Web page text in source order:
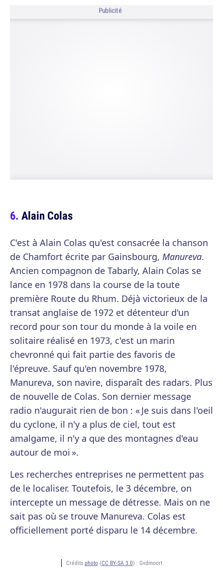
Publicité
Alain Colas
C'est à Alain Colas qu'est consacrée la chanson
de Chamfort écrite par Gainsbourg, Manureva.
Ancien compagnon de Tabarly, Alain Colas se
lance en 1978 dans la course de la toute
première Route du Rhum. Déjà victorieux de la
transat anglaise de 1972 et détenteur d'un
record pour son tour du monde à la voile en
solitaire réalisé en 1973, c'est un marin
chevronné qui fait partie des favoris de
l'épreuve. Sauf qu'en novembre 1978,
Manureva, son navire, disparaît des radars. Plus
de nouvelle de Colas. Son dernier message
radio n'augurait rien de bon : « Je suis dans l'oeil
du cyclone, il n'y a plus de ciel, tout est
amalgame, il n'y a que des montagnes d'eau
autour de moi ».
Les recherches entreprises ne permettent pas
de le localiser. Toutefois, le 3 décembre, on
intercepte un message de détresse. Mais on ne
sait pas où se trouve Manureva. Colas est
officiellement porté disparu le 14 décembre.
Crédits photo(CC BY-SA 3.0) : Gvdmoort